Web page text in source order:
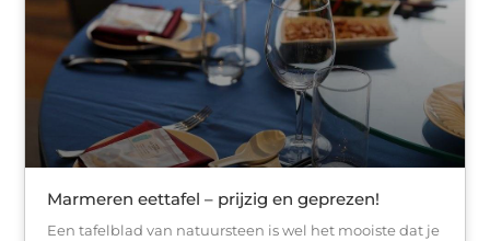
Marmeren eettafel – prijzig en geprezen!
Een tafelblad van natuursteen is wel het mooiste dat je